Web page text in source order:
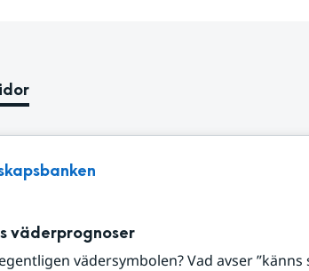
väderprognoser
vädersymbolen? Vad avser